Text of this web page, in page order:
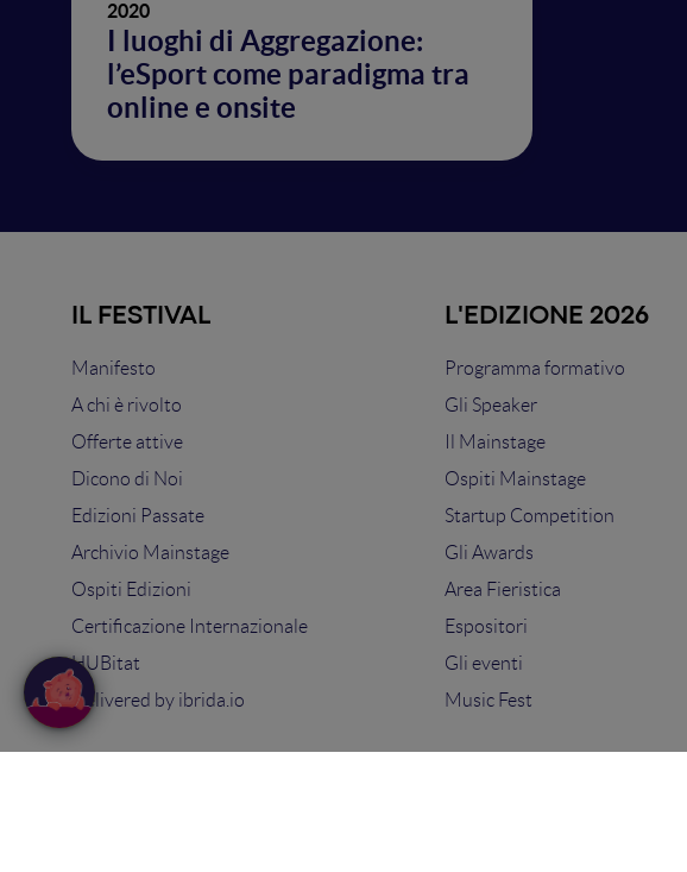
2020
I luoghi di Aggregazione:
l’eSport come paradigma tra
online e onsite
IL FESTIVAL
Manifesto
A chi è rivolto
Offerte attive
Dicono di Noi
Edizioni Passate
Archivio Mainstage
Ospiti Edizioni
Certificazione Internazionale
HUBitat
Delivered by ibrida.io
L'EDIZIONE 2026
Programma formativo
Gli Speaker
Il Mainstage
Ospiti Mainstage
Startup Competition
Gli Awards
Area Fieristica
Espositori
Gli eventi
Music Fest